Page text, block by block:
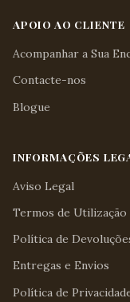
APOIO AO CLIENTE
Acompanhar a Sua
Contacte-nos
Blogue
INFORMAÇÕES
Aviso Legal
Termos de Utilização
Política de
Entregas e Envios
Política de